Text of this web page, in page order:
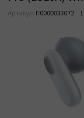
Артикул: П0000033072